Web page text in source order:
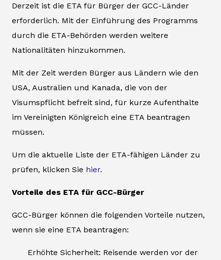
Derzeit ist die ETA für Bürger der GCC-Länder
erforderlich. Mit der Einführung des Programms
durch die ETA-Behörden werden weitere
Nationalitäten hinzukommen.
Mit der Zeit werden Bürger aus Ländern wie den
USA, Australien und Kanada, die von der
Visumspflicht befreit sind, für kurze Aufenthalte
im Vereinigten Königreich eine ETA beantragen
müssen.
Um die aktuelle Liste der ETA-fähigen Länder zu
prüfen, klicken Sie hier.
Vorteile des ETA für GCC-Bürger
GCC-Bürger können die folgenden Vorteile nutzen,
wenn sie eine ETA beantragen:
Erhöhte Sicherheit: Reisende werden vor der